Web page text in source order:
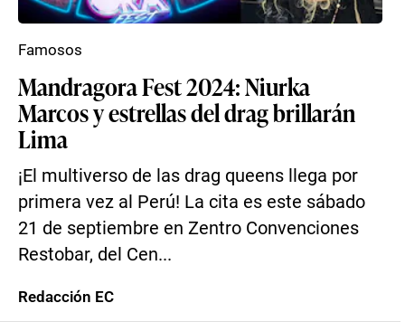
Mandragora Fest 2024: Niurka
Marcos y estrellas del drag brillarán
Lima
¡El multiverso de las drag queens llega por
primera vez al Perú! La cita es este sábado
21 de septiembre en Zentro Convenciones
Restobar, del Cen...
Famosos
Redacción EC